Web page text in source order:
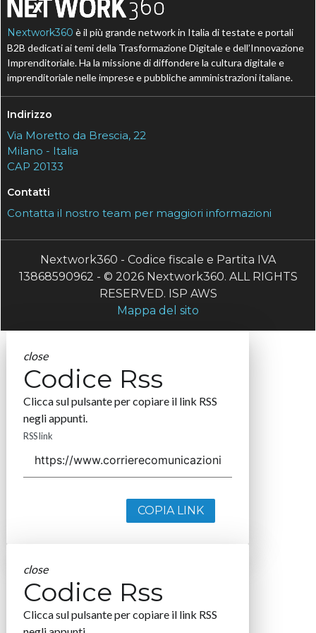
Nextwork360 è il più grande network in Italia di testate e portali
B2B dedicati ai temi della Trasformazione Digitale e dell’Innovazione
Imprenditoriale. Ha la missione di diffondere la cultura digitale e
imprenditoriale nelle imprese e pubbliche amministrazioni italiane.
Indirizzo
Via Moretto da Brescia, 22
Milano - Italia
CAP 20133
Contatti
Contatta il nostro team per maggiori informazioni
Nextwork360 - Codice fiscale e Partita IVA
13868590962 - © 2026 Nextwork360. ALL RIGHTS
RESERVED. ISP AWS
Mappa del sito
close
Codice Rss
Clicca sul pulsante per copiare il link RSS
negli appunti.
RSS link
COPIA LINK
close
Codice Rss
Clicca sul pulsante per copiare il link RSS